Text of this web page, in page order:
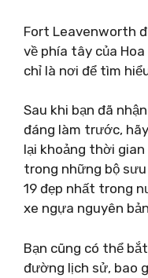
Fort Leavenworth
về phía tây của Hoa
chỉ là nơi để tìm
Sau khi bạn đã
đáng làm trước,
lại khoảng thời
trong những bộ
19 đẹp nhất trong
xe ngựa nguyên
Bạn cũng có thể
đường lịch sử, bao